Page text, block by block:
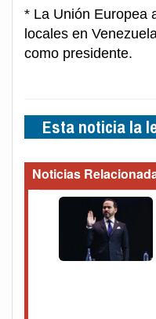
* La Unión Europea
locales en
como presidente.
Esta noticia la
Noticias